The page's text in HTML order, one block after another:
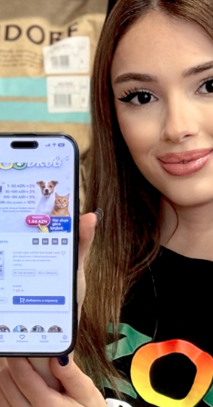
ШАМПУНЬ BIO
HONEY SHAMPOO
ЭКСТРАКТОМ МЕДА ДЛЯ